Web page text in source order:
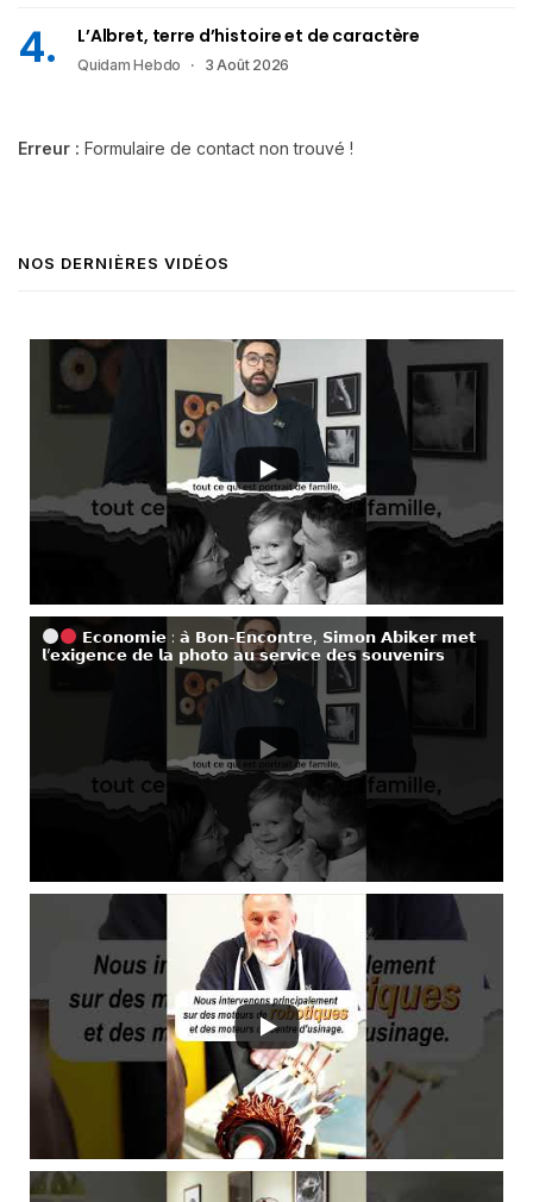
L’Albret, terre d’histoire et de caractère
Quidam Hebdo 3 Août 2026
Erreur : Formulaire de contact non trouvé !
NOS DERNIÈRES VIDÉOS
𝗘𝗰𝗼𝗻𝗼𝗺𝗶𝗲 : 𝗮̀ 𝗕𝗼𝗻-𝗘𝗻𝗰𝗼𝗻𝘁𝗿𝗲, 𝗦𝗶𝗺𝗼𝗻 𝗔𝗯𝗶𝗸𝗲𝗿 𝗺𝗲𝘁
𝗹’𝗲𝘅𝗶𝗴𝗲𝗻𝗰𝗲 𝗱𝗲 𝗹𝗮 𝗽𝗵𝗼𝘁𝗼 𝗮𝘂 𝘀𝗲𝗿𝘃𝗶𝗰𝗲 𝗱𝗲𝘀 𝘀𝗼𝘂𝘃𝗲𝗻𝗶𝗿𝘀